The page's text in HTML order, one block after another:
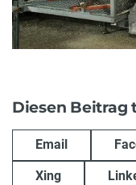
Diesen Beitrag
Email
Xing